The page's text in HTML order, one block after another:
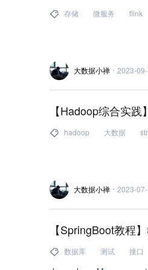
存储 微服务 flink
大数据小禅 2023-
【Hadoop综合实
hadoop 大数据
大数据小禅 2023-07-
【SpringBoot教程
数据库 测试 接口